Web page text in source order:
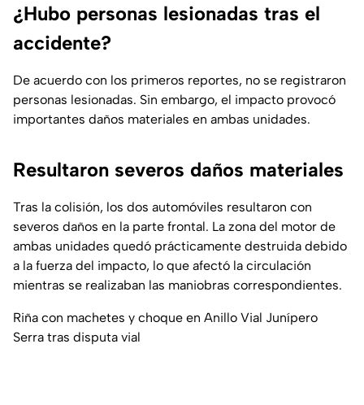
¿Hubo personas lesionadas tras el
accidente?
De acuerdo con los primeros reportes, no se registraron
personas lesionadas. Sin embargo, el impacto provocó
importantes daños materiales en ambas unidades.
Resultaron severos daños materiales
Tras la colisión, los dos automóviles resultaron con
severos daños en la parte frontal. La zona del motor de
ambas unidades quedó prácticamente destruida debido
a la fuerza del impacto, lo que afectó la circulación
mientras se realizaban las maniobras correspondientes.
Riña con machetes y choque en Anillo Vial Junípero
Serra tras disputa vial